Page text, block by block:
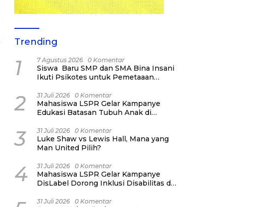
Trending
1 7 Agustus 2026 0 Komentar
Siswa Baru SMP dan SMA Bina Insani
Ikuti Psikotes untuk Pemetaaan
2 31 Juli 2026 0 Komentar
Mahasiswa LSPR Gelar Kampanye
Edukasi Batasan Tubuh Anak di
3 31 Juli 2026 0 Komentar
Luke Shaw vs Lewis Hall, Mana yang
Man United Pilih?
4 31 Juli 2026 0 Komentar
Mahasiswa LSPR Gelar Kampanye
DisLabel Dorong Inklusi Disabilitas di
31 Juli 2026 0 Komentar